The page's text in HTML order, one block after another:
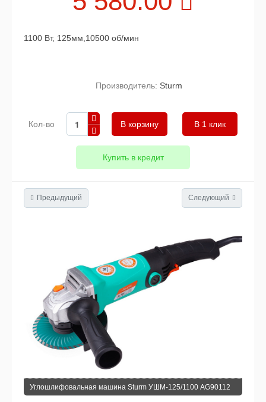
1100 Вт, 125мм,10500 об/мин
Производитель: Sturm
Кол-во В 1 клик
Купить в кредит
Предыдущий Следующий
Углошлифовальная машина Sturm УШМ-125/1100 AG90112